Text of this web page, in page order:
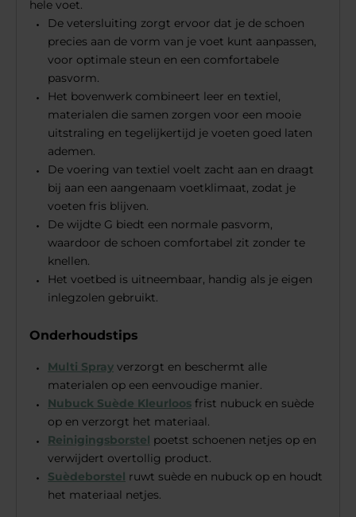
hele voet.
De vetersluiting zorgt ervoor dat je de schoen
precies aan de vorm van je voet kunt aanpassen,
voor optimale steun en een comfortabele
pasvorm.
Het bovenwerk combineert leer en textiel,
materialen die samen zorgen voor een mooie
uitstraling en tegelijkertijd je voeten goed laten
ademen.
De voering van textiel voelt zacht aan en draagt
bij aan een aangenaam voetklimaat, zodat je
voeten fris blijven.
De wijdte G biedt een normale pasvorm,
waardoor de schoen comfortabel zit zonder te
knellen.
Het voetbed is uitneembaar, handig als je eigen
inlegzolen gebruikt.
Onderhoudstips
Multi Spray verzorgt en beschermt alle
materialen op een eenvoudige manier.
Nubuck Suède Kleurloos frist nubuck en suède
op en verzorgt het materiaal.
Reinigingsborstel poetst schoenen netjes op en
verwijdert overtollig product.
Suèdeborstel ruwt suède en nubuck op en houdt
het materiaal netjes.